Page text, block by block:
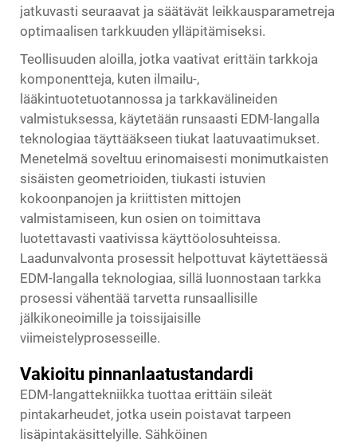
jatkuvasti seuraavat ja säätävät leikkausparametreja
optimaalisen tarkkuuden ylläpitämiseksi.
Teollisuuden aloilla, jotka vaativat erittäin tarkkoja
komponentteja, kuten ilmailu-,
lääkintuotetuotannossa ja tarkkavälineiden
valmistuksessa, käytetään runsaasti EDM-langalla
teknologiaa täyttääkseen tiukat laatuvaatimukset.
Menetelmä soveltuu erinomaisesti monimutkaisten
sisäisten geometrioiden, tiukasti istuvien
kokoonpanojen ja kriittisten mittojen
valmistamiseen, kun osien on toimittava
luotettavasti vaativissa käyttöolosuhteissa.
Laadunvalvonta prosessit helpottuvat käytettäessä
EDM-langalla teknologiaa, sillä luonnostaan tarkka
prosessi vähentää tarvetta runsaallisille
jälkikoneoimille ja toissijaisille
viimeistelyprosesseille.
Vakioitu pinnanlaatustandardi
EDM-langattekniikka tuottaa erittäin sileät
pintakarheudet, jotka usein poistavat tarpeen
lisäpintakäsittelyille. Sähköinen